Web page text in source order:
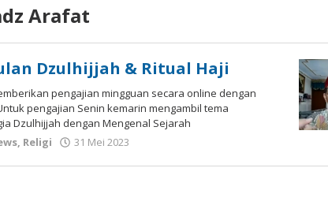
Arafat
Dzulhijjah & Ritual Haji
pengajian mingguan secara online dengan
pengajian Senin kemarin mengambil tema
Dzulhijjah dengan Mengenal Sejarah
, Religi 31 Mei 2023
Susanto